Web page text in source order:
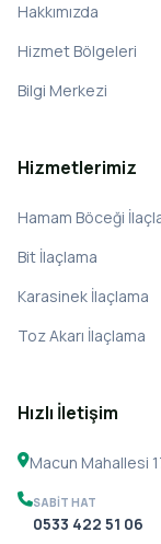
Hakkımızda
Hizmet Bölgeleri
Bilgi Merkezi
Hizmetlerimiz
Hamam Böceği
Bit İlaçlama
Karasinek İlaçlama
Toz Akarı İlaçlama
Hızlı İletişim
Macun Mahallesi
SABIT HAT
0533 422 51 06